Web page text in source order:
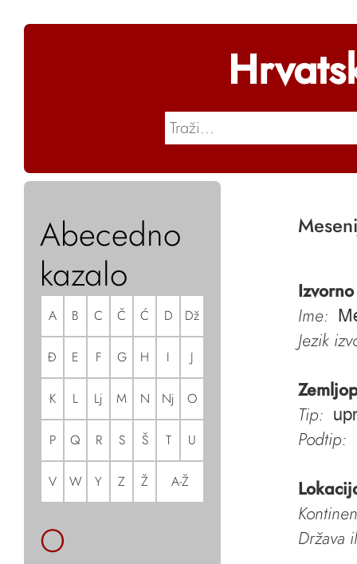
Abecedno
kazalo
A B C Č Ć D Dž
Đ E F G H I J
K L Lj M N Nj O
P Q R S Š T U
V W Y Z Ž A-Ž
O
Ime:
Jezik
Tip:
Podtip:
Država